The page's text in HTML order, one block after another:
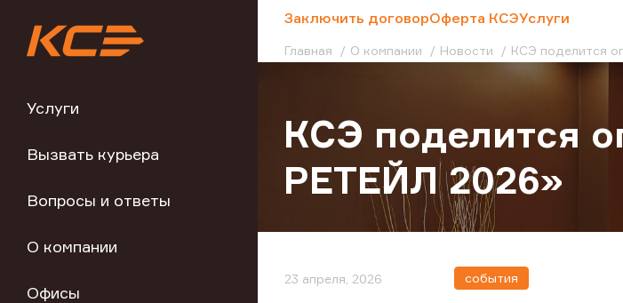
Услуги
Вызвать курьера
Вопросы и ответы
О компании
Офисы
Заключить договорОферта КСЭУслуги
Главная О компании Новости КСЭ поделится
КСЭ поделится
РЕТЕЙЛ 2026»
23 апреля, 2026 события